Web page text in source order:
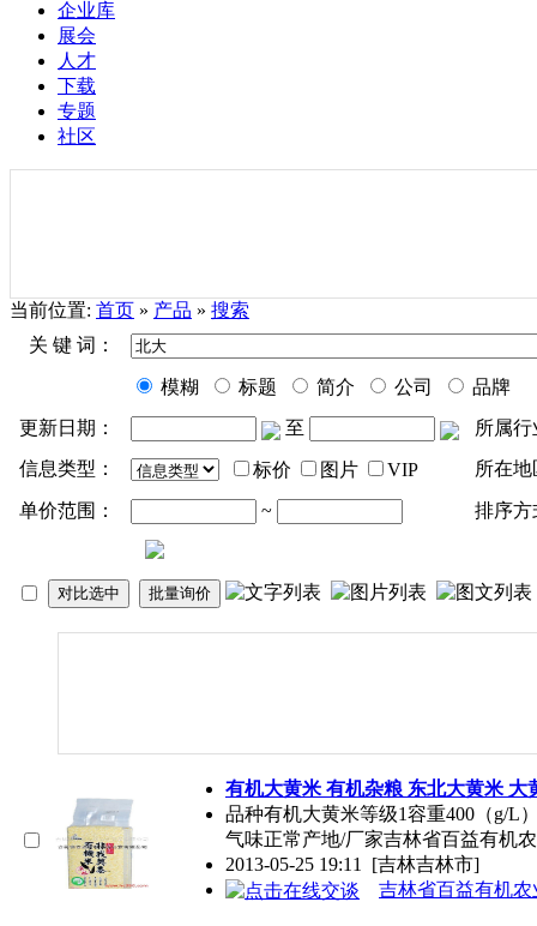
企业库
展会
人才
下载
专题
社区
当前位置: 首页 » 产品 » 搜索
关 键 词：
模糊 标题 简介 公司
品牌
更新日期：
至
所属行
信息类型：
标价 图片 VIP 所在地
单价范围： ~ 排序方
有机大黄米 有机杂粮 东北大黄米 大
品种有机大黄米等级1容重400（g/L
气味正常产地/厂家吉林省百益有机
2013-05-25 19:11
[吉林吉林市]
吉林省百益有机